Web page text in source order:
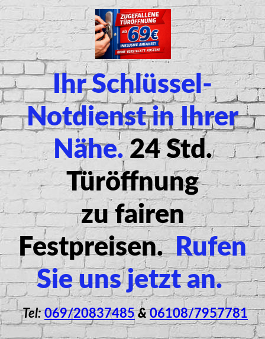
Ihr Schlüssel-
Notdienst in Ihrer
Nähe. 24 Std.
Türöffnung
zufairen
Festpreisen. Rufen
Sie uns jetzt an.
Tel:069/20837485 & 06108/7957781